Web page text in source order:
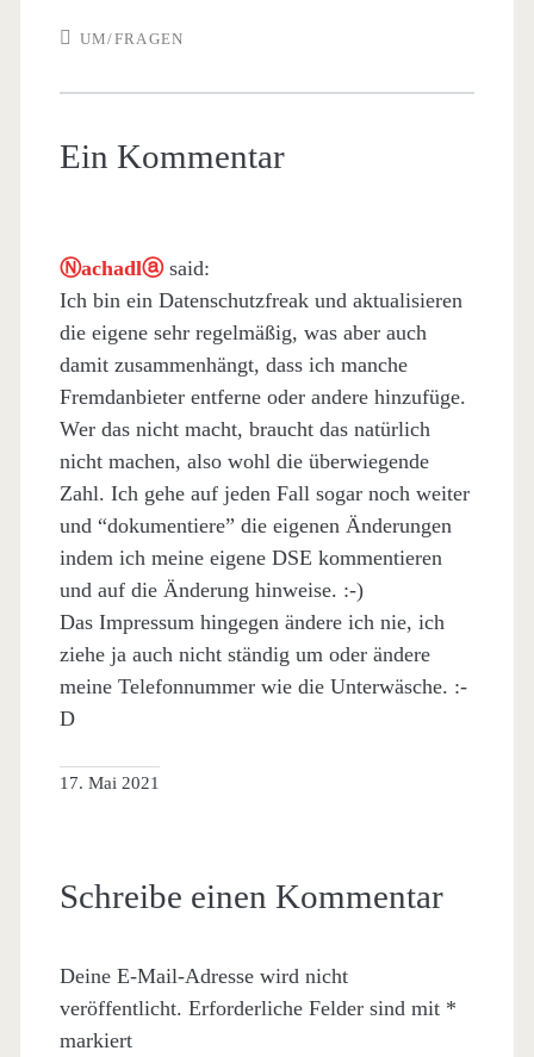
UM/FRAGEN
Ein Kommentar
Ⓝachadlⓐ said:
Ich bin ein Datenschutzfreak und aktualisieren
die eigene sehr regelmäßig, was aber auch
damit zusammenhängt, dass ich manche
Fremdanbieter entferne oder andere hinzufüge.
Wer das nicht macht, braucht das natürlich
nicht machen, also wohl die überwiegende
Zahl. Ich gehe auf jeden Fall sogar noch weiter
und “dokumentiere” die eigenen Änderungen
indem ich meine eigene DSE kommentieren
und auf die Änderung hinweise. :-)
Das Impressum hingegen ändere ich nie, ich
ziehe ja auch nicht ständig um oder ändere
meine Telefonnummer wie die Unterwäsche. :-
D
17. Mai 2021
Schreibe einen Kommentar
Deine E-Mail-Adresse wird nicht
veröffentlicht. Erforderliche Felder sind mit *
markiert